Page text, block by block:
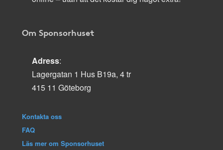
Om Sponsorhuset
Adress:
Lagergatan 1 Hus B19a, 4 tr
415 11 Göteborg
Kontakta oss
FAQ
Läs mer om Sponsorhuset